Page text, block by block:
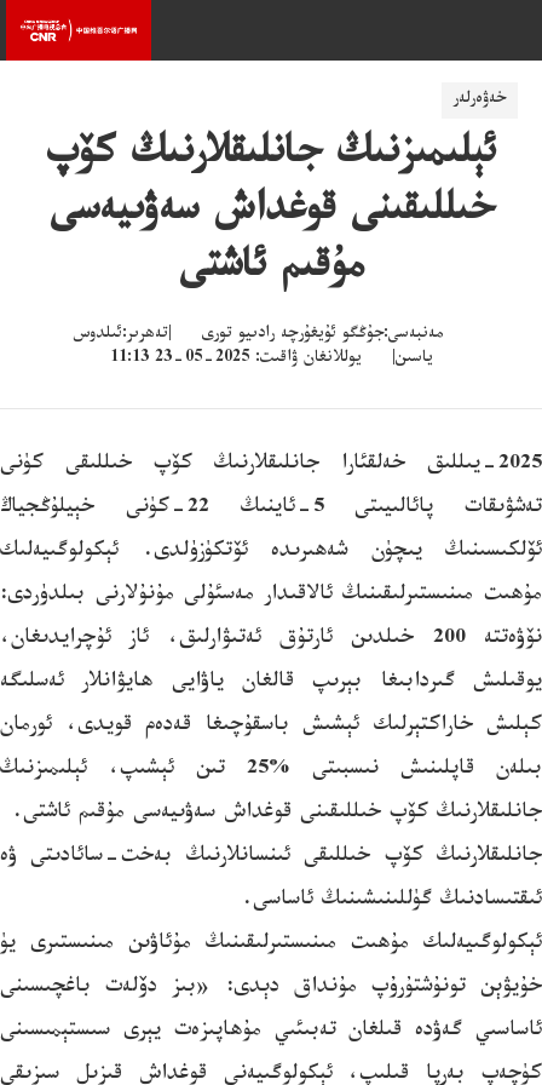
خەۋەرلەر
ئېلىمىزنىڭ جانلىقلارنىڭ كۆپ
خىللىقىنى قوغداش سەۋىيەسى
مۇقىم ئاشتى
مەنبەسى:جۇڭگو ئۇيغۇرچە رادىيو تورى |تەھرىر:ئىلدوس
ياسىن| يوللانغان ۋاقىت: 2025-05-23 11:13
2025-يىللىق خەلقئارا جانلىقلارنىڭ كۆپ خىللىقى كۈنى
تەشۋىقات پائالىيىتى 5-ئاينىڭ 22-كۈنى خېيلۇڭجياڭ
ئۆلكىسىنىڭ يىچۈن شەھىرىدە ئۆتكۈزۈلدى. ئېكولوگىيەلىك
مۇھىت مىنىستىرلىقىنىڭ ئالاقىدار مەسئۇلى مۇنۇلارنى بىلدۈردى:
نۆۋەتتە 200 خىلدىن ئارتۇق ئەتىۋارلىق، ئاز ئۇچرايدىغان،
يوقىلىش گىردابىغا بېرىپ قالغان ياۋايى ھايۋانلار ئەسلىگە
كېلىش خاراكتېرلىك ئېشىش باسقۇچىغا قەدەم قويدى، ئورمان
بىلەن قاپلىنىش نىسبىتى %25 تىن ئېشىپ، ئېلىمىزنىڭ
جانلىقلارنىڭ كۆپ خىللىقىنى قوغداش سەۋىيەسى مۇقىم ئاشتى.
جانلىقلارنىڭ كۆپ خىللىقى ئىنسانلارنىڭ بەخت-سائادىتى ۋە
ئىقتىسادنىڭ گۈللىنىشىنىڭ ئاساسى.
ئېكولوگىيەلىك مۇھىت مىنىستىرلىقىنىڭ مۇئاۋىن مىنىستىرى يۈ
خۇيۋېن تونۇشتۇرۇپ مۇنداق دېدى: «بىز دۆلەت باغچىسىنى
ئاساسىي گەۋدە قىلغان تەبىئىي مۇھاپىزەت يېرى سىستېمىسىنى
كۈچەپ بەرپا قىلىپ، ئېكولوگىيەنى قوغداش قىزىل سىزىقى